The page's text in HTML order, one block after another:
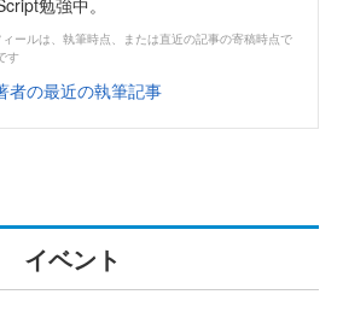
ールは、執筆時点、または直近の記事の寄稿時点で
す
者の最近の執筆記事
イベント